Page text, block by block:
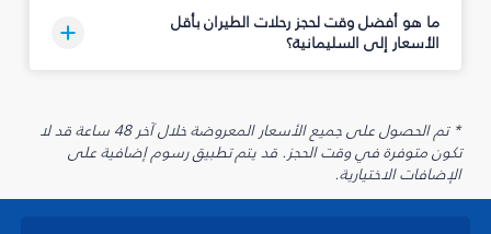
ما هو أفضل وقت لحجز رحلات الطيران بأقل
الأسعار إلى السليمانية‎؟
* تم الحصول على جميع الأسعار المعروضة خلال آخر 48 ساعة قد لا
تكون متوفرة في وقت الحجز. قد يتم تطبيق رسوم إضافية على
الإضافات الاختيارية.